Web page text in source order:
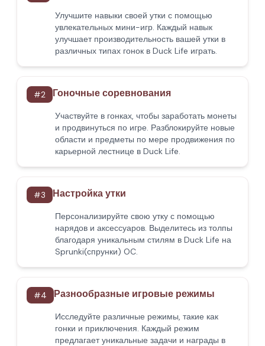
Улучшите навыки своей утки с помощью
увлекательных мини-игр. Каждый навык
улучшает производительность вашей утки в
различных типах гонок в Duck Life играть.
#2 Гоночные соревнования
Участвуйте в гонках, чтобы заработать монеты
и продвинуться по игре. Разблокируйте новые
области и предметы по мере продвижения по
карьерной лестнице в Duck Life.
#3 Настройка утки
Персонализируйте свою утку с помощью
нарядов и аксессуаров. Выделитесь из толпы
благодаря уникальным стилям в Duck Life на
Sprunki(спрунки) OC.
#4 Разнообразные игровые режимы
Исследуйте различные режимы, такие как
гонки и приключения. Каждый режим
предлагает уникальные задачи и награды в